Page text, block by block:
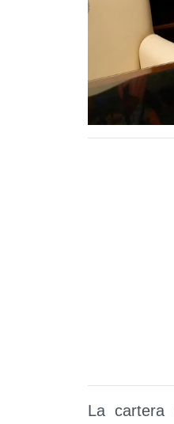
La cartera